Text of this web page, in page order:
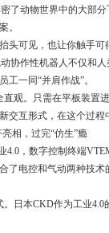
了动物世界中的大部
。
可见，也让你触手可
协作性机器人不仅和
一同“并肩作战”。
观。只需在平板装置
交互形式，在这个过程
相，过完“仿生”瘾
4.0，数字控制终端
了电控和气动两种技
日本CKD作为工业